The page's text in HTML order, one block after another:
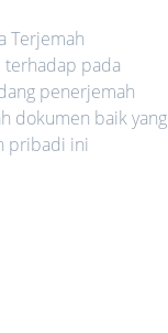
Terjemah
terhadap pada
penerjemah
dokumen baik yang
pribadi ini